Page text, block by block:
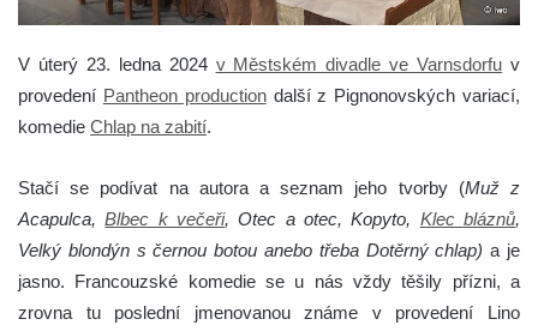
V úterý 23. ledna 2024 v Městském divadle ve Varnsdorfu v
provedení Pantheon productiondalší z Pignonovských variací,
komedie Chlap na zabití.
Stačí se podívat na autora a seznam jeho tvorby (Muž z
Acapulca,Blbec k večeři, Otec a otec, Kopyto, Klec bláznů,
Velký blondýn s černou botou anebo třeba Dotěrný chlap) a je
jasno. Francouzské komedie se u nás vždy těšily přízni, a
zrovna tu poslední jmenovanou známe v provedení Lino